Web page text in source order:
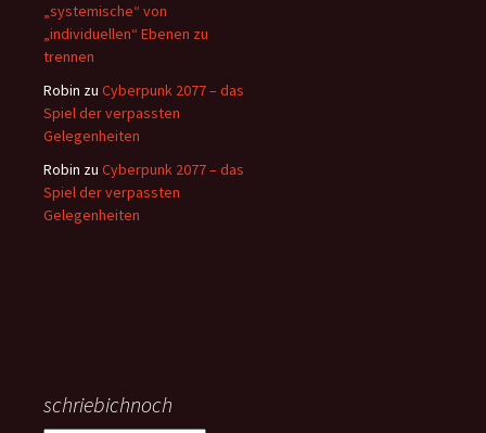
„systemische“ von
„individuellen“ Ebenen zu
trennen
Robin zu Cyberpunk 2077 – das
Spiel der verpassten
Gelegenheiten
Robin zu Cyberpunk 2077 – das
Spiel der verpassten
Gelegenheiten
schriebichnoch